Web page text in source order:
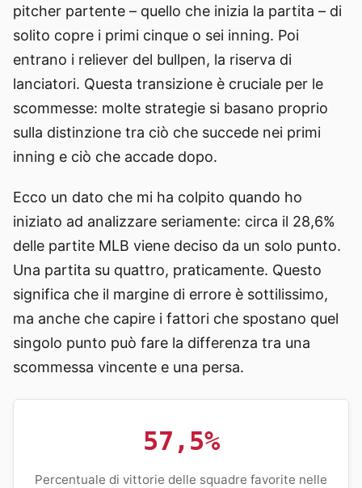
pitcher partente – quello che inizia la partita – di
solito copre i primi cinque o sei inning. Poi
entrano i reliever del bullpen, la riserva di
lanciatori. Questa transizione è cruciale per le
scommesse: molte strategie si basano proprio
sulla distinzione tra ciò che succede nei primi
inning e ciò che accade dopo.
Ecco un dato che mi ha colpito quando ho
iniziato ad analizzare seriamente: circa il 28,6%
delle partite MLB viene deciso da un solo punto.
Una partita su quattro, praticamente. Questo
significa che il margine di errore è sottilissimo,
ma anche che capire i fattori che spostano quel
singolo punto può fare la differenza tra una
scommessa vincente e una persa.
57,5%
Percentuale di vittorie delle squadre favorite nelle